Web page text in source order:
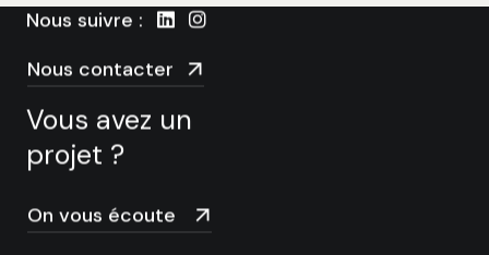
Nous suivre :
Nous contacter
Vous avez un
projet ?
On vous écoute